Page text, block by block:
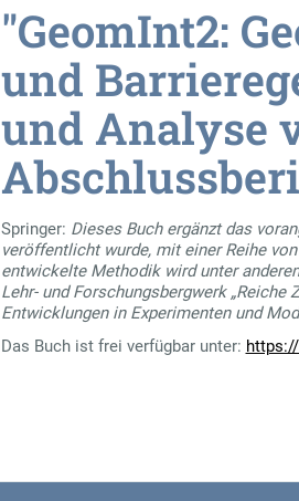
"GeomInt2:
und
und Analyse
Springer: Dieses Buch ergänzt das
veröffentlicht wurde, mit einer Reihe
entwickelte Methodik wird unter
Lehr- und Forschungsbergwerk
Entwicklungen in Experimenten und
Das Buch ist frei verfügbar unter: